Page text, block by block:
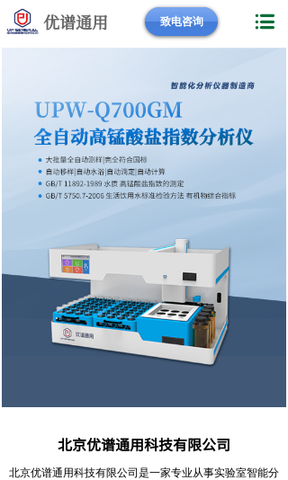
北京优谱通用科技有限公司
北京优谱通用科技有限公司是一家专业从事实验室智能分
优谱通用 致电咨询